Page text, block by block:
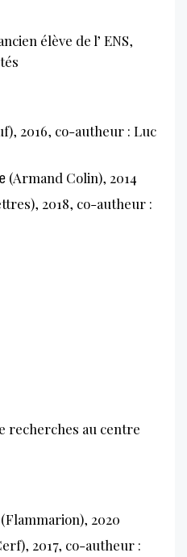
élève de l’ ENS,
2016, co-autheur : Luc
(Armand Colin), 2014
2018, co-autheur :
recherches au centre
(Flammarion), 2020
2017, co-autheur :